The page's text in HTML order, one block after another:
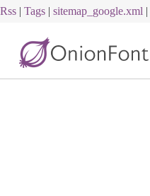
Rss | Tags | sitemap_google.xml |